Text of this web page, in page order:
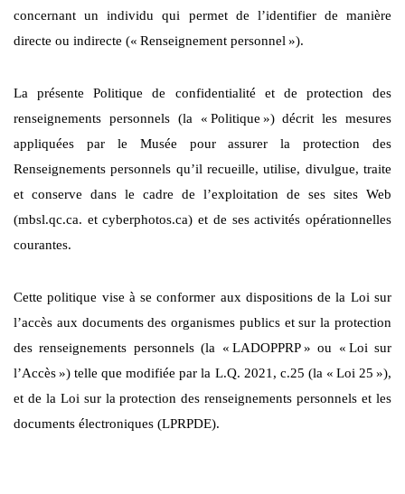
concernant un individu qui permet de l’identifier de manière
directe ou indirecte (« Renseignement personnel»).
La présente Politique de confidentialité et de protection des
renseignements personnels (la « Politique ») décrit les mesures
appliquées par le Musée pour assurer la protection des
Renseignements personnels qu’il recueille, utilise, divulgue, traite
et conserve dans le cadre de l’exploitation de ses sites Web
(mbsl.qc.ca. et cyberphotos.ca) et de ses activités opérationnelles
courantes.
Cette politique vise à se conformer aux dispositions de la Loi sur
l’accès aux documents des organismes publics et sur la protection
des renseignements personnels (la « LADOPPRP » ou « Loi sur
l’Accès») telle que modifiée par la L.Q. 2021, c.25 (la « Loi 25 »),
et de la Loi sur la protection des renseignements personnels et les
documents électroniques (LPRPDE).